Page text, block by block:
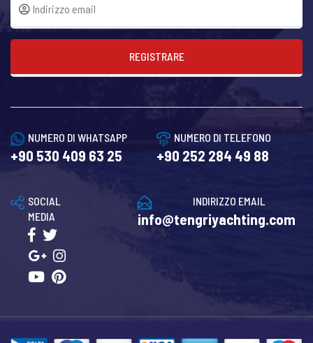
REGISTRARE
NUMERO DI WHATSAPP
+90 530 409 63 25
NUMERO DI TELEFONO
+90 252 284 49 88
INDIRIZZO EMAIL
info@tengriyachting.com
SOCIAL
MEDIA